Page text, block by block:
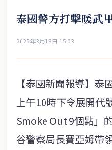
泰國警方打擊暖武
2025年3月18日 15:03
【泰國新聞報導】泰
上午10時下令展開代
Smoke Out 9個點」
谷警察局長賽亞姆帶